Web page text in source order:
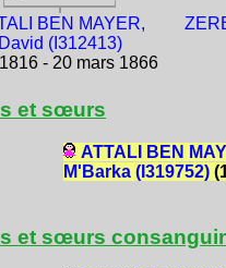
BEN MAYER,
David (I312413)
- 20 mars 1866
et sœurs
ATTALI BEN
M'Barka (I319752)
et sœurs